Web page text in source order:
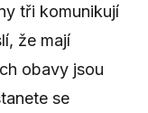
tři komunikují
že mají
obavy jsou
se